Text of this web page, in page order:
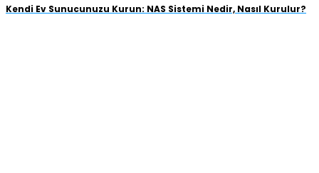
Kendi Ev Sunucunuzu Kurun: NAS Sistemi Nedir, Nasıl Kurulur?